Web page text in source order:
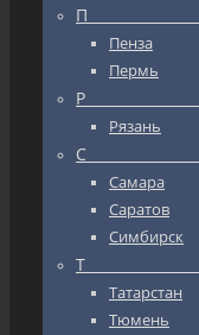
П_________________
Пенза
Пермь
Р_________________
Рязань
С_________________
Самара
Саратов
Симбирск
Т_________________
Татарстан
Тюмень